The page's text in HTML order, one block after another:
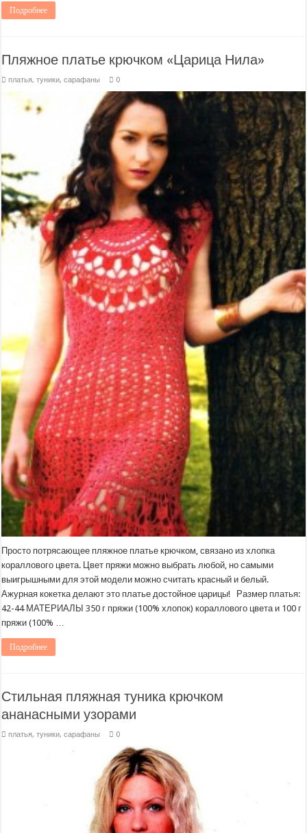
Подробнее
Пляжное платье крючком «Царица Нила»
платья, туники, сарафаны 0
Просто потрясающее пляжное платье крючком, связано из хлопка
кораллового цвета. Цвет пряжи можно выбрать любой, но самыми
выигрышными для этой модели можно считать красный и белый.
Ажурная кокетка делают это платье достойное царицы! Размер платья:
42-44 МАТЕРИАЛЫ 350 г пряжи (100% хлопок) кораллового цвета и 100 г
пряжи (100% …
Подробнее
Стильная пляжная туника крючком
ананасными узорами
платья, туники, сарафаны 0